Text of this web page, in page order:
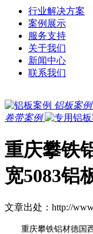
行业解决方案
案例展示
服务支持
关于我们
新闻中心
联系我们
铝板案例
卷带案例
重庆攀铁
宽5083铝
文章出处：http://
重庆攀铁铝材德国西